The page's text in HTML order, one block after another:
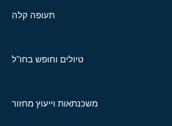
תעופה קלה
טיולים וחופש בחו"ל
משכנתאות וייעוץ מחזור